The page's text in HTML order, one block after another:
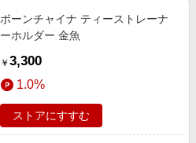
ボーンチャイナ ティーストレーナ
ーホルダー 金魚
￥ 3,300
1.0%
ストアにすすむ